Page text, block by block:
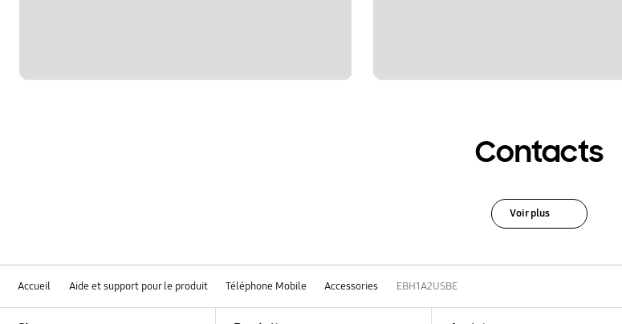
Contacts
Voir plus
Accueil Aide et support pour le produit Téléphone Mobile Accessories EBH1A2USBE